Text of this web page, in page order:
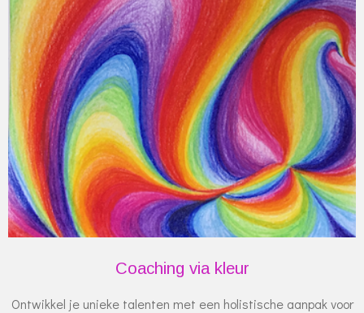
Coaching via kleur
Ontwikkel je unieke talenten met een holistische aanpak voor